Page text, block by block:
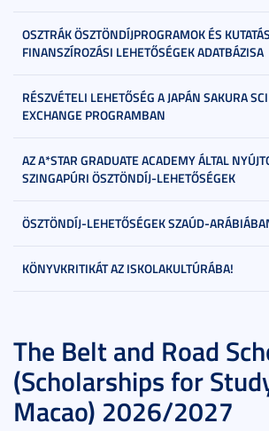
OSZTRÁK ÖSZTÖNDÍJPROGRAMOK ÉS
FINANSZÍROZÁSI LEHETŐSÉGEK ADATBÁZISA
RÉSZVÉTELI LEHETŐSÉG A JAPÁN SAKURA
EXCHANGE PROGRAMBAN
AZ A*STAR GRADUATE ACADEMY ÁLTAL
SZINGAPÚRI ÖSZTÖNDÍJ-LEHETŐSÉGEK
ÖSZTÖNDÍJ-LEHETŐSÉGEK SZAÚD-
KÖNYVKRITIKÁT AZ ISKOLAKULTÚRÁBA!
The Belt and Road
(Scholarships for
Macao) 2026/2027